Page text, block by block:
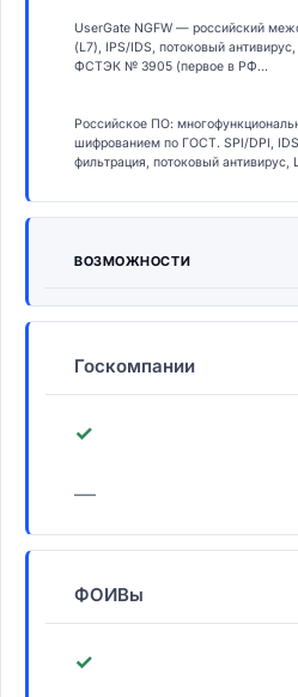
UserGate NGFW — российский
(L7), IPS/IDS, потоковый
ФСТЭК № 3905 (первое в РФ...
Российское ПО:
шифрованием по ГОСТ. SPI/DPI,
фильтрация, потоковый антивирус,
ВОЗМОЖНОСТИ
Госкомпании
✓
—
ФОИВы
✓